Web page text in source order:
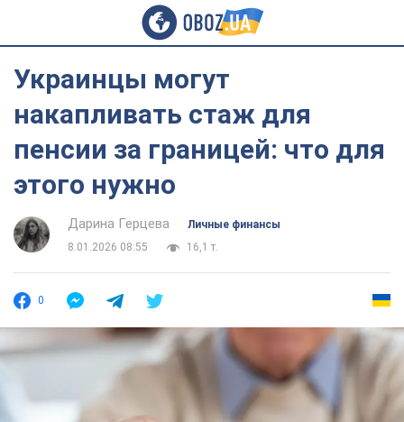
Украинцы могут
накапливать стаж для
пенсии за границей: что для
этого нужно
Дарина Герцева
Личные финансы
8.01.2026 08:55
16,1 т.
0